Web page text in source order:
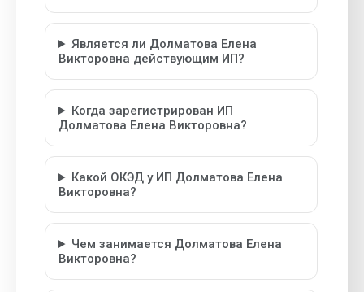
Является ли Долматова Елена
Викторовна действующим ИП?
Когда зарегистрирован ИП
Долматова Елена Викторовна?
Какой ОКЭД у ИП Долматова Елена
Викторовна?
Чем занимается Долматова Елена
Викторовна?